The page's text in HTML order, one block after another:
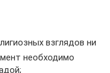
взглядов ни
необходимо